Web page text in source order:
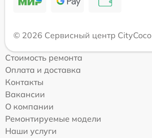
© 2026 Сервисный центр CityCoco
Стоимость ремонта
Оплата и доставка
Контакты
Вакансии
О компании
Ремонтируемые модели
Наши услуги